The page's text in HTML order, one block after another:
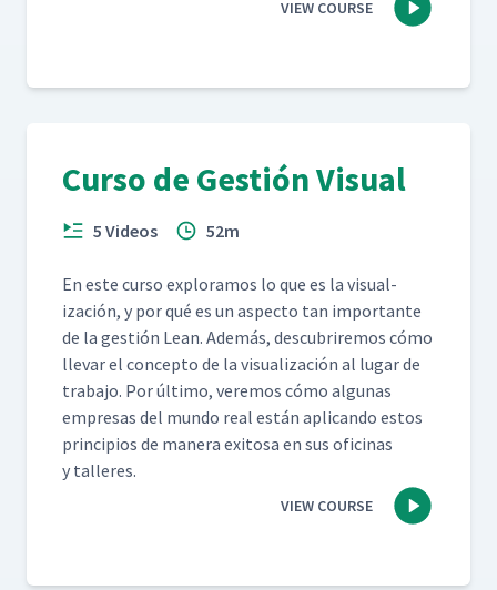
VIEW COURSE
Curso de Gestión Visual
5 Videos 52m
En este cur­so explo­ramos lo que es la visu­al­
ización, y por qué es un aspec­to tan impor­tante
de la gestión Lean. Además, des­cubrire­mos cómo
lle­var el con­cep­to de la visu­al­ización al lugar de
tra­ba­jo. Por últi­mo, ver­e­mos cómo algu­nas
empre­sas del mun­do real están apli­can­do estos
prin­ci­p­ios de man­era exi­tosa en sus ofic­i­nas
y talleres.
VIEW COURSE